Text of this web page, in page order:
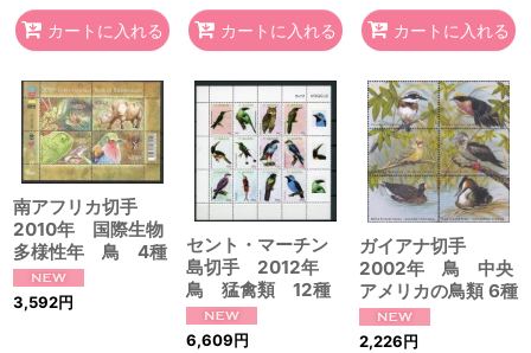
カートに入れる カートに入れる カートに入れる
南アフリカ切手
2010年 国際生物
多様性年 鳥 4種
3,592円
セント・マーチン
島切手 2012年
鳥 猛禽類 12種
6,609円
ガイアナ切手
2002年 鳥 中央
アメリカの鳥類 6種
2,226円